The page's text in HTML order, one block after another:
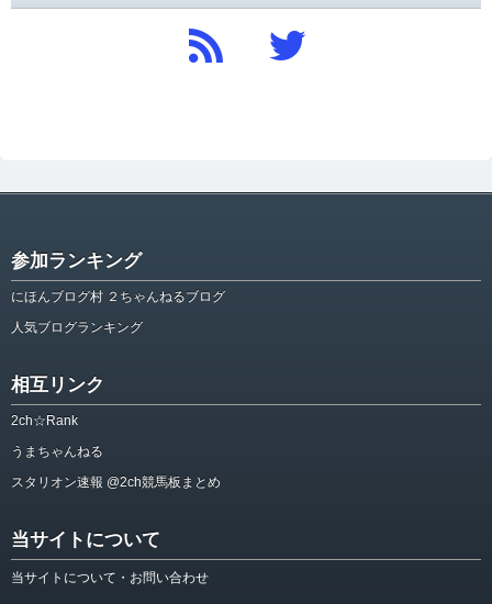
参加ランキング
にほんブログ村 ２ちゃんねるブログ
人気ブログランキング
相互リンク
2ch☆Rank
うまちゃんねる
スタリオン速報 @2ch競馬板まとめ
当サイトについて
当サイトについて・お問い合わせ